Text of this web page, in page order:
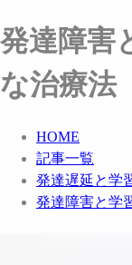
発達障害
な治療法
HOME
記事一覧
発達遅延と学
発達障害と学